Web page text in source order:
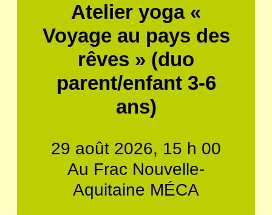
Atelier yoga «
Voyage au pays des
rêves » (duo
parent/enfant 3-6
ans)
29 août 2026, 15 h 00
Au Frac Nouvelle-
Aquitaine MÉCA